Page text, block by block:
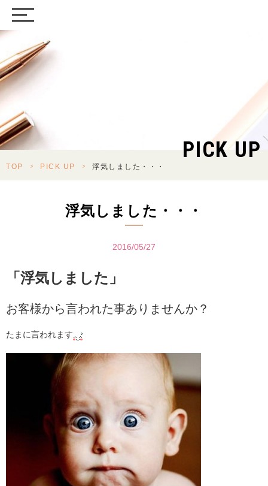
PICK UP
TOP > PICK UP > 浮気しました・・・
浮気しました・・・
2016/05/27
「浮気しました」
お客様から言われた事ありませんか？
たまに言われます